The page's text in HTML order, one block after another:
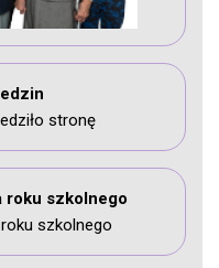
stronę
roku szkolnego
szkolnego